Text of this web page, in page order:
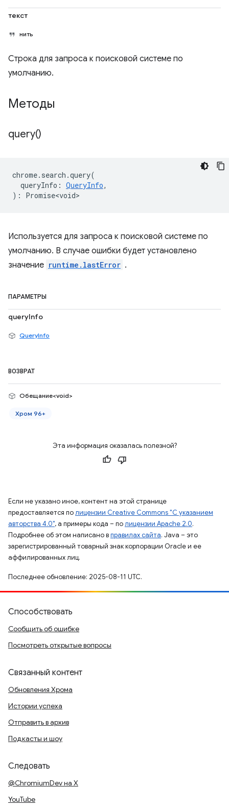
текст
нить
Строка для запроса к поисковой системе по
умолчанию.
Методы
query()
chrome. search .query(
queryInfo : QueryInfo,
) : Promise<void>
Используется для запроса к поисковой системе по
умолчанию. В случае ошибки будет установлено
значение runtime.lastError .
ПАРАМЕТРЫ
queryInfo
QueryInfo
ВОЗВРАТ
Обещание<void>
Хром 96+
Эта информация оказалась полезной?
Если не указано иное, контент на этой странице
предоставляется полицензии Creative Commons "С указанием
авторства 4.0", а примеры кода – полицензии Apache 2.0.
Подробнее об этом написано вправилах сайта. Java – это
зарегистрированный товарный знак корпорации Oracle и ее
аффилированных лиц.
Последнее обновление: 2025-08-11 UTC.
Способствовать
Сообщить об ошибке
Посмотреть открытые вопросы
Связанный контент
Обновления Хрома
Истории успеха
Отправить в архив
Подкасты и шоу
Следовать
@ChromiumDev на X
YouTube